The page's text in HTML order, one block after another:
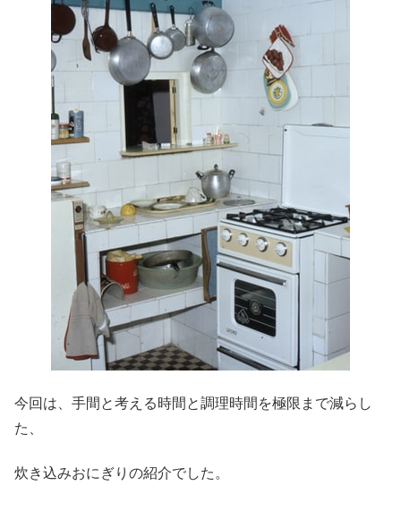
今回は、手間と考える時間と調理時間を極限まで減らし
た、
炊き込みおにぎりの紹介でした。